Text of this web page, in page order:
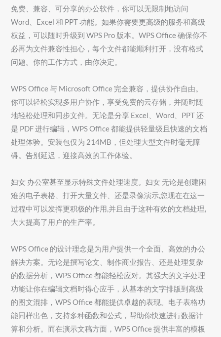
免费、兼容、可分享的办公软件，你可以无限制地访问
Word、Excel 和 PPT 功能。如果你需要更高级的服务和高级
权益，可以随时升级到 WPS Pro 版本。WPS Office 确保你不
必再为文件兼容性担心，每个文件都能顺利打开，没有格式
问题。你的工作方式，由你决定。
WPS Office 与 Microsoft Office 完全兼容，提供协作自由。
你可以轻松实现多用户协作，享受免费的云存储，并随时随
地轻松处理和同步文件。无论是分享 Excel、Word、PPT 还
是 PDF 进行编辑，WPS Office 都能提供轻量级且快速的文档
处理体验。安装包仅为 214MB，但处理大型文件时毫无障
碍。告别延迟，迎接高效的工作体验。
妇女 办公室甚至显示特殊文件处理速度。妇女 无论是创建困
难的电子表格、打开大量文件、还是录像演示,您现在在这一
过程中可以发挥更积极的作用,并且由于这种有效的文档处理,
大大提高了用户的生产率。
WPS Office 的设计理念是为用户提供一个全面、高效的办公
解决方案。无论是撰写论文、制作商业报告、还是处理复杂
的数据分析，WPS Office 都能轻松应对。其强大的文字处理
功能让你在编辑文档时得心应手，从基本的文字排版到高级
的图文混排，WPS Office 都能提供卓越的表现。电子表格功
能同样出色，支持多种函数和公式，帮助你快速进行数据计
算和分析。而在演示文稿方面，WPS Office 提供丰富的模板